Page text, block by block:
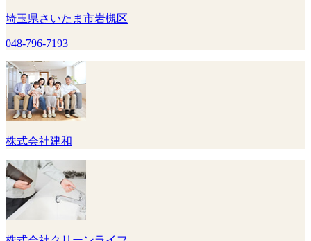
埼玉県さいたま市岩槻区
048-796-7193
株式会社建和